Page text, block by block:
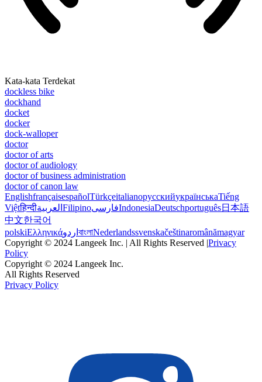
Kata-kata Terdekat
dockless bike
dockhand
docket
docker
dock-walloper
doctor
doctor of arts
doctor of audiology
doctor of business administration
doctor of canon law
EnglishfrançaisespañolTürkçeitalianoрусскийукраїнськаTiếng
Việtहिन्दीالعربية FilipinoفارسیIndonesiaDeutschportuguês日本語
中文한국어
polskiΕλληνικάاردو বাংলাNederlandssvenskačeštinaromânămagyar
Copyright © 2024 Langeek Inc. | All Rights Reserved |Privacy
Policy
Copyright © 2024 Langeek Inc.
All Rights Reserved
Privacy Policy